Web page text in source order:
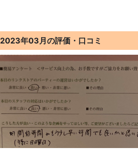
2023年03月の評価・口コミ